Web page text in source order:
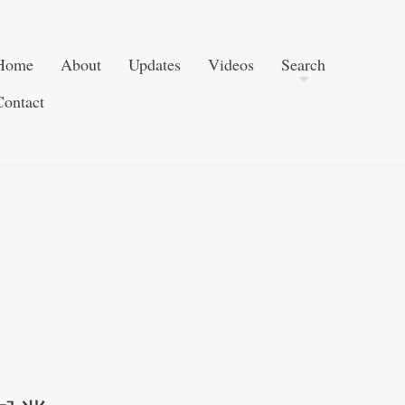
About Updates Videos
Search